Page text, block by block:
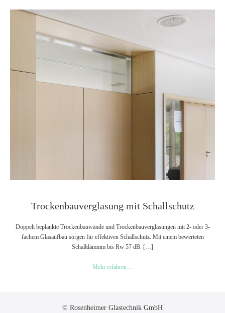
Trockenbauverglasung
Schallschutz
Trockenbauverglasung mit Schallschutz
Doppelt beplankte Trockenbauwände und Trockenbauverglasungen mit 2- oder 3-
fachem Glasaufbau sorgen für effektiven Schallschutz. Mit einem bewerteten
Schalldämmm bis Rw 57 dB. […]
Mehr erfahren ...
© Rosenheimer Glastechnik GmbH